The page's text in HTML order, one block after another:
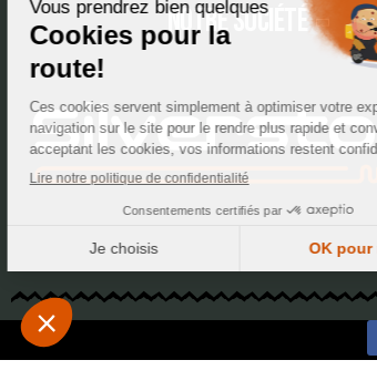
Notre société